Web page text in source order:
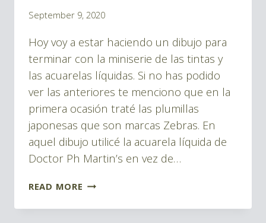
BLOG
DIBUJOS
By
Montes
September 9, 2020
Hoy voy a estar haciendo un dibujo para
terminar con la miniserie de las tintas y
las acuarelas líquidas. Si no has podido
ver las anteriores te menciono que en la
primera ocasión traté las plumillas
japonesas que son marcas Zebras. En
aquel dibujo utilicé la acuarela líquida de
Doctor Ph Martin’s en vez de…
READ MORE RAPIDOGRAPH